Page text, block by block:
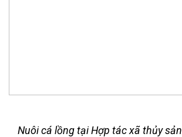
Nuôi cá lồng tại Hợp tác xã thủy sản